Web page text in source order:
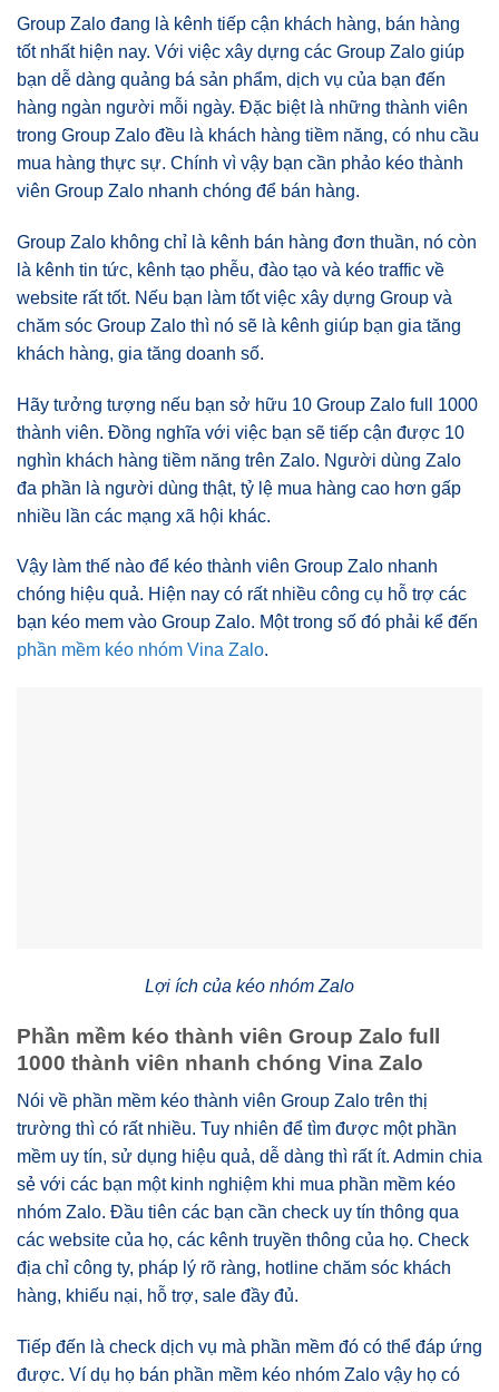
Group Zalo đang là kênh tiếp cận khách hàng, bán hàng
tốt nhất hiện nay. Với việc xây dựng các Group Zalo giúp
bạn dễ dàng quảng bá sản phẩm, dịch vụ của bạn đến
hàng ngàn người mỗi ngày. Đặc biệt là những thành viên
trong Group Zalo đều là khách hàng tiềm năng, có nhu cầu
mua hàng thực sự. Chính vì vậy bạn cần phảo kéo thành
viên Group Zalo nhanh chóng để bán hàng.
Group Zalo không chỉ là kênh bán hàng đơn thuần, nó còn
là kênh tin tức, kênh tạo phễu, đào tạo và kéo traffic về
website rất tốt. Nếu bạn làm tốt việc xây dựng Group và
chăm sóc Group Zalo thì nó sẽ là kênh giúp bạn gia tăng
khách hàng, gia tăng doanh số.
Hãy tưởng tượng nếu bạn sở hữu 10 Group Zalo full 1000
thành viên. Đồng nghĩa với việc bạn sẽ tiếp cận được 10
nghìn khách hàng tiềm năng trên Zalo. Người dùng Zalo
đa phần là người dùng thật, tỷ lệ mua hàng cao hơn gấp
nhiều lần các mạng xã hội khác.
Vậy làm thế nào để kéo thành viên Group Zalo nhanh
chóng hiệu quả. Hiện nay có rất nhiều công cụ hỗ trợ các
bạn kéo mem vào Group Zalo. Một trong số đó phải kể đến
phần mềm kéo nhóm Vina Zalo.
Lợi ích của kéo nhóm Zalo
Phần mềm kéo thành viên Group Zalo full
1000 thành viên nhanh chóng Vina Zalo
Nói về phần mềm kéo thành viên Group Zalo trên thị
trường thì có rất nhiều. Tuy nhiên để tìm được một phần
mềm uy tín, sử dụng hiệu quả, dễ dàng thì rất ít. Admin chia
sẻ với các bạn một kinh nghiệm khi mua phần mềm kéo
nhóm Zalo. Đầu tiên các bạn cần check uy tín thông qua
các website của họ, các kênh truyền thông của họ. Check
địa chỉ công ty, pháp lý rõ ràng, hotline chăm sóc khách
hàng, khiếu nại, hỗ trợ, sale đầy đủ.
Tiếp đến là check dịch vụ mà phần mềm đó có thể đáp ứng
được. Ví dụ họ bán phần mềm kéo nhóm Zalo vậy họ có